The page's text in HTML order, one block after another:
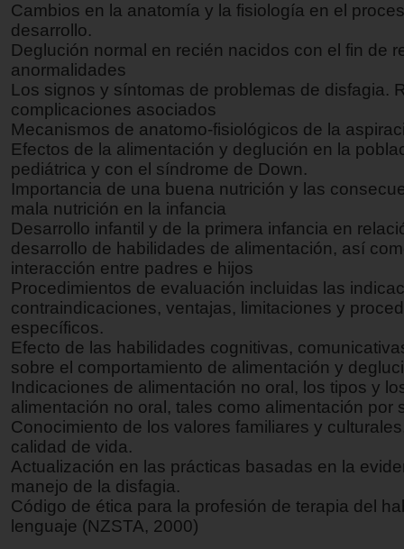
Cambios en la anatomía y la fisiología en el
desarrollo.
Deglución normal en recién nacidos con el fin de
anormalidades
Los signos y síntomas de problemas de disfagia.
complicaciones asociados
Mecanismos de anatomo-fisiológicos de la
Efectos de la alimentación y deglución en la
pediátrica y con el síndrome de Down.
Importancia de una buena nutrición y las
mala nutrición en la infancia
Desarrollo infantil y de la primera infancia en
desarrollo de habilidades de alimentación, así
interacción entre padres e hijos
Procedimientos de evaluación incluidas las
contraindicaciones, ventajas, limitaciones y
específicos.
Efecto de las habilidades cognitivas,
sobre el comportamiento de alimentación y
Indicaciones de alimentación no oral, los tipos y
alimentación no oral, tales como alimentación por
Conocimiento de los valores familiares y
calidad de vida.
Actualización en las prácticas basadas en la
manejo de la disfagia.
Código de ética para la profesión de terapia del
lenguaje (NZSTA, 2000)